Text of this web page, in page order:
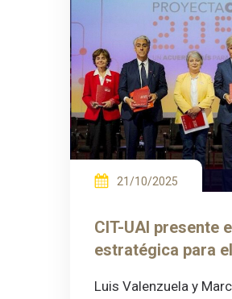
21/10/2025
CIT-UAI presente
estratégica para
Luis Valenzuela y